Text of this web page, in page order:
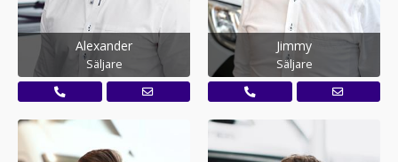
Alexander
Säljare
Jimmy
Säljare